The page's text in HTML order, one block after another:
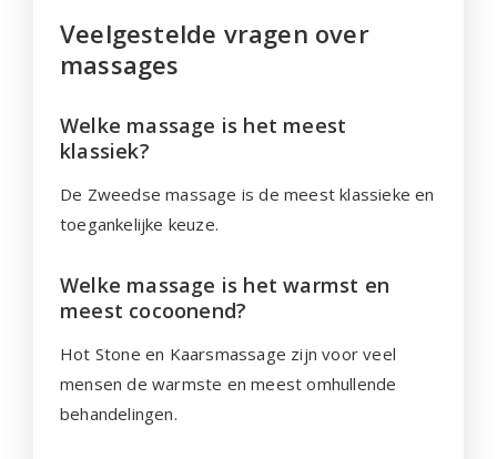
Veelgestelde vragen over
massages
Welke massage is het meest
klassiek?
De Zweedse massage is de meest klassieke en
toegankelijke keuze.
Welke massage is het warmst en
meest cocoonend?
Hot Stone en Kaarsmassage zijn voor veel
mensen de warmste en meest omhullende
behandelingen.